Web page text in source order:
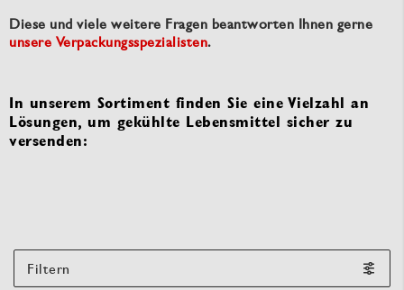
Diese und viele weitere Fragen beantworten Ihnen gerne
unsere Verpackungsspezialisten.
In unserem Sortiment finden Sie eine Vielzahl an
Lösungen, um gekühlte Lebensmittel sicher zu
versenden:
Filtern